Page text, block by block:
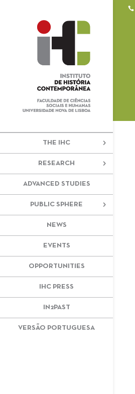
THE IHC
RESEARCH
ADVANCED STUDIES
PUBLIC SPHERE
NEWS
EVENTS
OPPORTUNITIES
IHC PRESS
IN2PAST
VERSÃO PORTUGUESA